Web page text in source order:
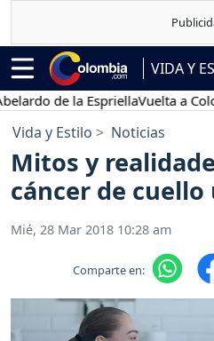
VIDA Y
de la EspriellaVuelta a Colombia
Vida y Estilo Noticias
Mitos y
cáncer de
Mié, 28 Mar 2018 10:28 am
Comparte en: